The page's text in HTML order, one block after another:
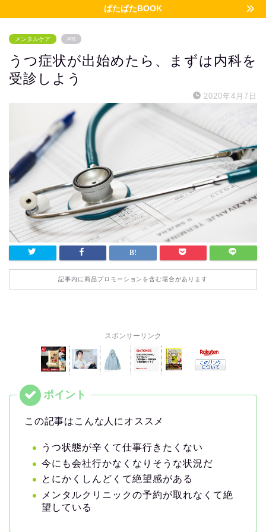
ぱたぱたBOOK
メンタルケア PR
うつ症状が出始めたら、まずは内科を
受診しよう
2020年4月7日
記事内に商品プロモーションを含む場合があります
スポンサーリンク
この記事はこんな人にオススメ
うつ状態が辛くて仕事行きたくない
今にも会社行かなくなりそうな状況だ
とにかくしんどくて絶望感がある
メンタルクリニックの予約が取れなくて絶
望している